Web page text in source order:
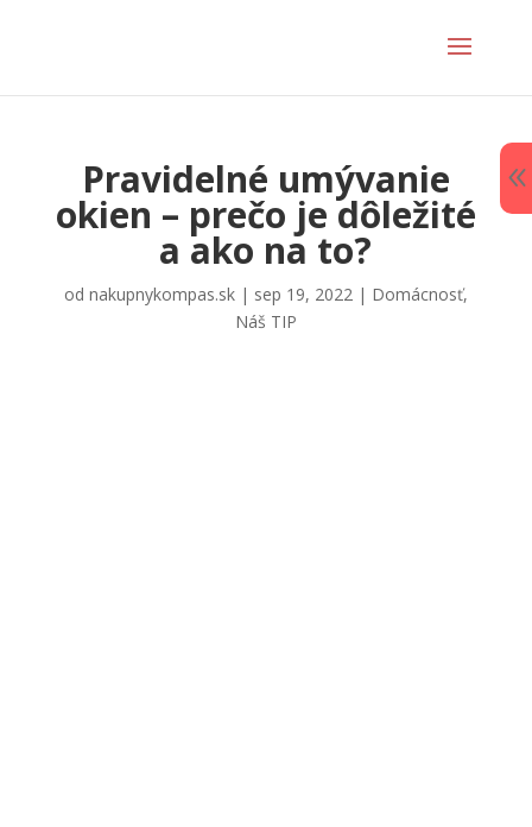
Pravidelné umývanie
okien – prečo je dôležité
a ako na to?
od nakupnykompas.sk| sep 19, 2022| Domácnosť,
Náš TIP